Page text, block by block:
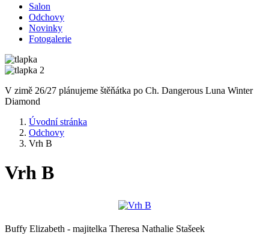
Salon
Odchovy
Novinky
Fotogalerie
V zimě 26/27 plánujeme štěňátka po Ch. Dangerous Luna Winter
Diamond
Úvodní stránka
Odchovy
Vrh B
Vrh B
Buffy Elizabeth - majitelka Theresa Nathalie Stašeek